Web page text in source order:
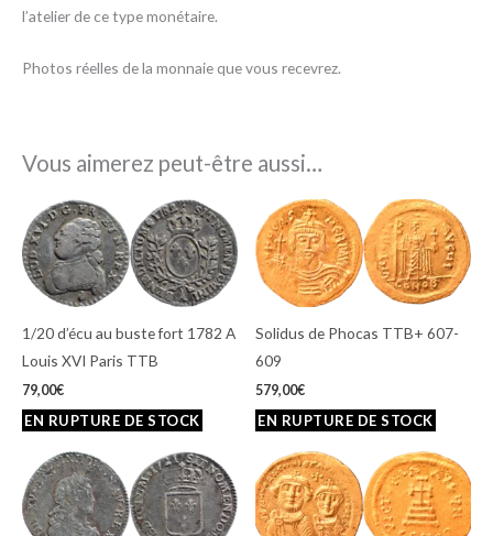
l’atelier de ce type monétaire.
Photos réelles de la monnaie que vous recevrez.
Vous aimerez peut-être aussi…
1/20 d’écu au buste fort 1782 A
Louis XVI Paris TTB
79,00€
Solidus de Phocas TTB+ 607-
609
579,00€